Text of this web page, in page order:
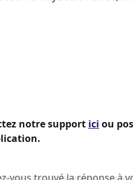
notre support ici ou